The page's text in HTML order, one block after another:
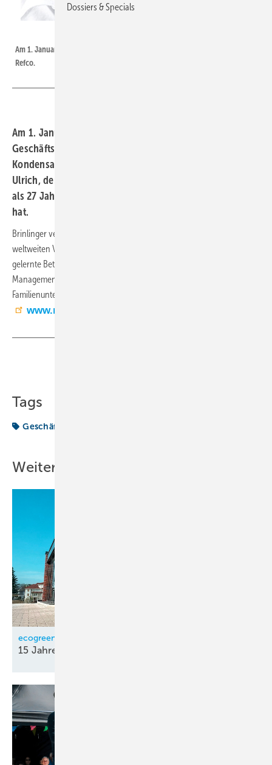
Am 1. Januar 2023 wird Benno Brinlinger neuer Geschäftsführer von
Refco.
Am 1. Januar 2023 wird Benno Brinlinger neuer
Geschäftsführer des Schweizer Werkzeug- und
Kondensatpumpenherstellers Refco. Er folgt auf Manfred
Ulrich, der in den Ruhestand wechselt, nachdem er mehr
als 27 Jahre die Geschicke des Unternehmens gelenkt
hat.
Brinlinger verantwortet seit 2018 als Marketing- und Verkaufsleiter die
weltweiten Vertriebsaktivitäten von Refco. Zuvor sammelte der
gelernte Betriebswirt internationale Vertriebs- und
Managementerfahrungen bei global agierenden
Familienunternehmen für Industriegase und Schmierstoffe. (RM)
www.refco.ch
Tags
Geschäftsführer
Weitere Inhalte
ecogreen
15 Jahre
Dossiers & Specials